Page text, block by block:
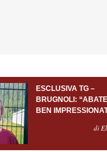
ESCLUSIVA TG –
BRUGNOLI:
BEN
PORTIERE
di